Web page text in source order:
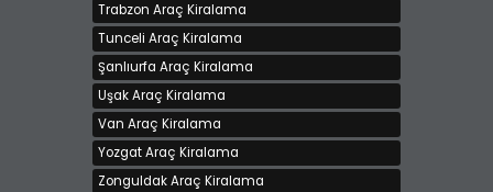
Trabzon Araç Kiralama
Tunceli Araç Kiralama
Şanlıurfa Araç Kiralama
Uşak Araç Kiralama
Van Araç Kiralama
Yozgat Araç Kiralama
Zonguldak Araç Kiralama